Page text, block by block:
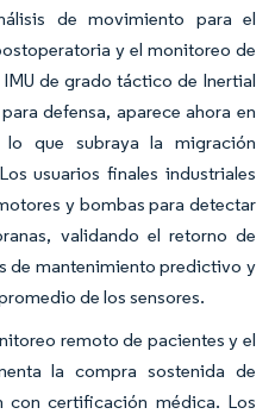
de movimiento para el
y el monitoreo de
de grado táctico de Inertial
defensa, aparece ahora en
que subraya la migración
usuarios finales industriales
y bombas para detectar
validando el retorno de
de mantenimiento predictivo y
de los sensores.
remoto de pacientes y el
la compra sostenida de
certificación médica. Los